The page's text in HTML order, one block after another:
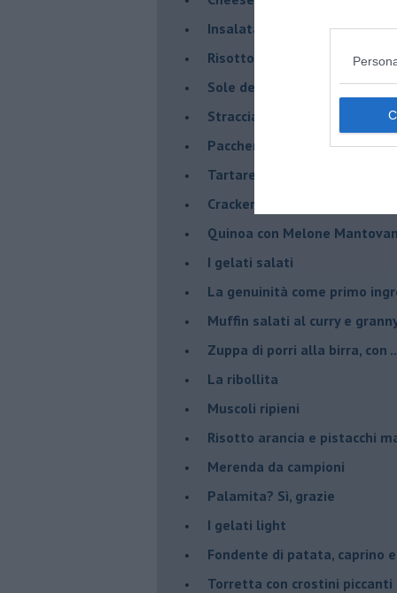
Insalata di sgombro e
Risotto al Melone
Sole del sud con riduzione di
Stracciatella di Andria con
Paccheri con scarola,
Tartare di luccioperca con
Crackers di segale
Quinoa con Melone
I gelati salati
La genuinità come primo
Muffin salati al curry e
Zuppa di porri alla birra, con
La ribollita
Muscoli ripieni
Risotto arancia e pistacchi
Merenda da campioni
Palamita? Sì, grazie
I gelati light
Fondente di patata, caprino
Torretta con crostini piccanti